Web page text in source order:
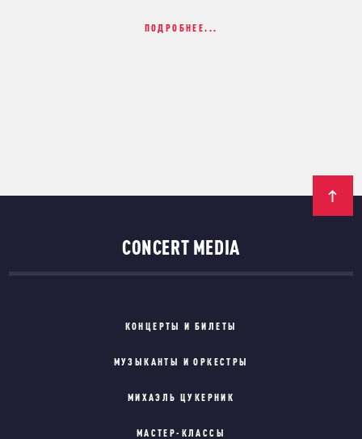
ПОДРОБНЕЕ...
CONCERT MEDIA
КОНЦЕРТЫ И БИЛЕТЫ
МУЗЫКАНТЫ И ОРКЕСТРЫ
МИХАЭЛЬ ЦУКЕРНИК
МАСТЕР-КЛАССЫ